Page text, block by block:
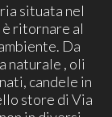
situata nel
è ritornare al
Da
naturale , oli
candele in
store di Via